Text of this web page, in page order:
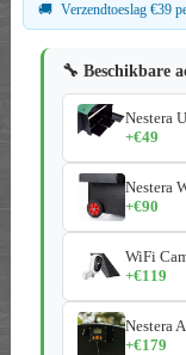
🚚 Verzendtoeslag €39
🔧 Beschikbare
Nestera
+€49
Nestera
+€90
WiFi
+€119
Nestera
+€179